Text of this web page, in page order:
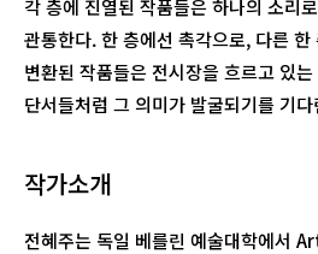
각 층에 진열된 작품들은 하나의 소리
관통한다. 한 층에선 촉각으로, 다른
변환된 작품들은 전시장을 흐르고 있
단서들처럼 그 의미가 발굴되기를 기
작가소개
전혜주는 독일 베를린 예술대학에서